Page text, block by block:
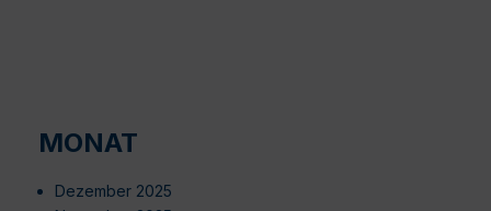
MONAT
Dezember 2025